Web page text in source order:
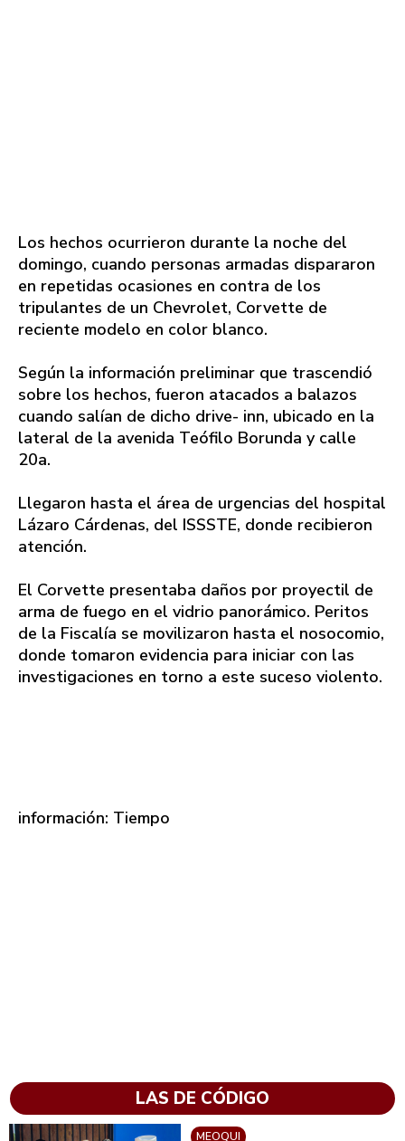
Los hechos ocurrieron durante la noche del
domingo, cuando personas armadas dispararon
en repetidas ocasiones en contra de los
tripulantes de un Chevrolet, Corvette de
reciente modelo en color blanco.
Según la información preliminar que trascendió
sobre los hechos, fueron atacados a balazos
cuando salían de dicho drive- inn, ubicado en la
lateral de la avenida Teófilo Borunda y calle
20a.
Llegaron hasta el área de urgencias del hospital
Lázaro Cárdenas, del ISSSTE, donde recibieron
atención.
El Corvette presentaba daños por proyectil de
arma de fuego en el vidrio panorámico. Peritos
de la Fiscalía se movilizaron hasta el nosocomio,
donde tomaron evidencia para iniciar con las
investigaciones en torno a este suceso violento.
información: Tiempo
LAS DE CÓDIGO
MEOQUI